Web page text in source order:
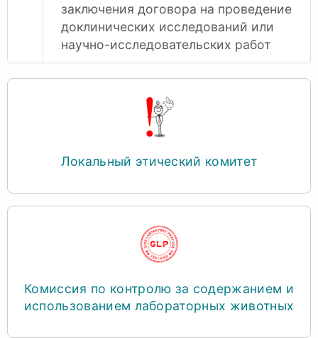
заключения договора на проведение
доклинических исследований или
научно-исследовательских работ
Локальный этический комитет
Комиссия по контролю за содержанием и
использованием лабораторных животных